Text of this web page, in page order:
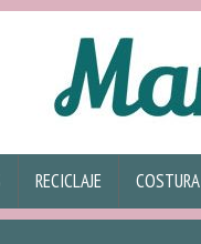
RECICLAJE COSTURA